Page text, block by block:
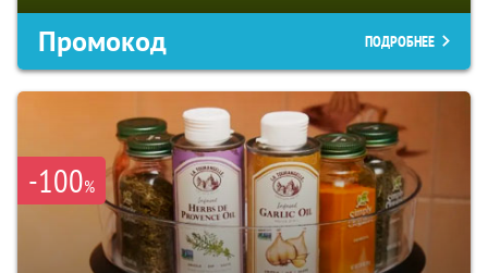
Промокод ПОДРОБНЕЕ
-100%